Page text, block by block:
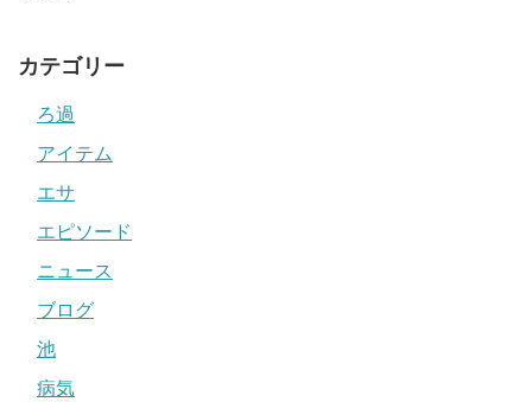
カテゴリー
ろ過
アイテム
エサ
エピソード
ニュース
ブログ
池
病気